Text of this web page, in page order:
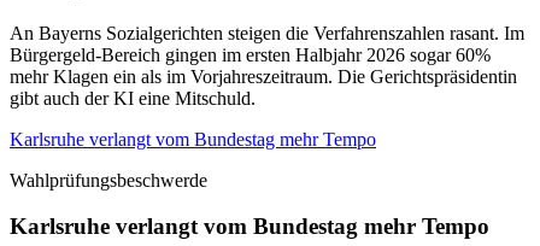
An Bayerns Sozialgerichten steigen die Verfahrenszahlen rasant. Im
Bürgergeld-Bereich gingen im ersten Halbjahr 2026 sogar 60%
mehr Klagen ein als im Vorjahreszeitraum. Die Gerichtspräsidentin
gibt auch der KI eine Mitschuld.
Karlsruhe verlangt vom Bundestag mehr Tempo
Wahlprüfungsbeschwerde
Karlsruhe verlangt vom Bundestag mehr Tempo